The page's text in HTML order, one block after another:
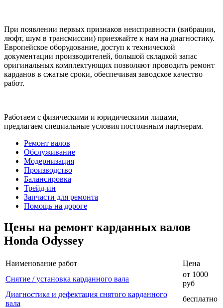
При появлении первых признаков неисправности (вибрации,
люфт, шум в трансмиссии) приезжайте к нам на диагностику.
Европейское оборудование, доступ к технической
документации производителей, большой складкой запас
оригинальных комплектующих позволяют проводить ремонт
карданов в сжатые сроки, обеспечивая заводское качество
работ.
Работаем с физическими и юридическими лицами,
предлагаем специальные условия постоянным партнерам.
Ремонт валов
Обслуживание
Модернизация
Производство
Балансировка
Трейд-ин
Запчасти для ремонта
Помощь на дороге
Цены на ремонт карданных валов
Honda Odyssey
Наименование работ
Цена
Снятие / установка карданного вала
от 1000
руб
Диагностика и дефектация снятого карданного
вала
бесплатно